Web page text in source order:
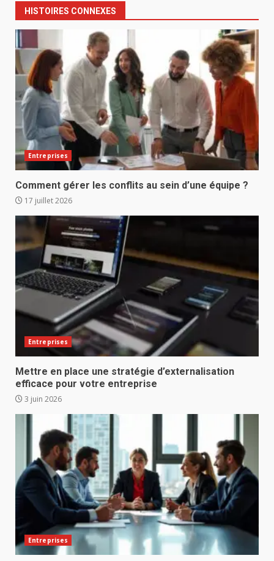
HISTOIRES CONNEXES
Entreprises
Comment gérer les conflits au sein d’une équipe ?
17 juillet 2026
Entreprises
Mettre en place une stratégie d’externalisation
efficace pour votre entreprise
3 juin 2026
Entreprises